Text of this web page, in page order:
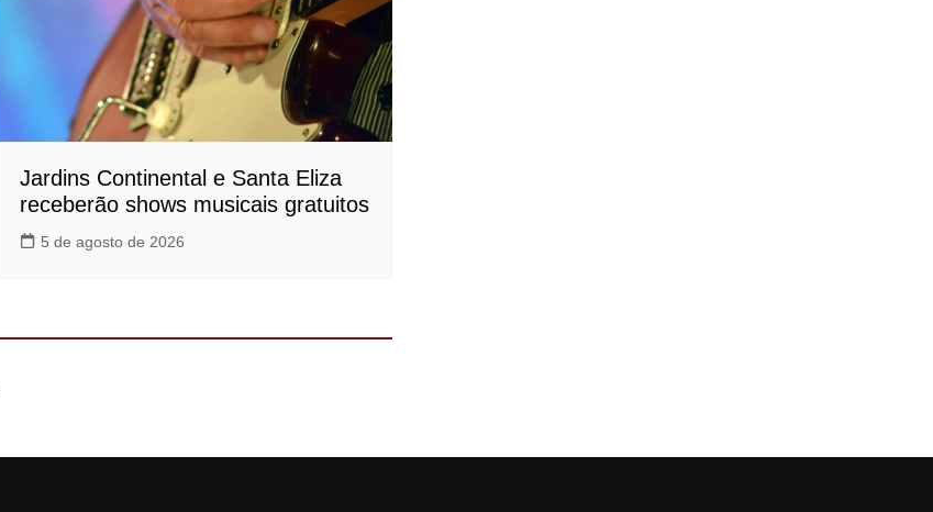
Jardins Continental e Santa Eliza
receberão shows musicais gratuitos
5 de agosto de 2026